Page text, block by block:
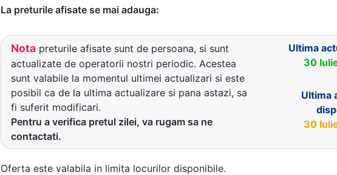
La preturile afisate se mai adauga:
Nota preturile afisate sunt de persoana, si sunt
actualizate de operatorii nostri periodic. Acestea
sunt valabile la momentul ultimei actualizari si este
posibil ca de la ultima actualizare si pana astazi, sa
fi suferit modificari.
Pentru a verifica pretul zilei, va rugam sa ne
contactati.
Ultima
30
Ultima
30
Oferta este valabila in limita locurilor disponibile.